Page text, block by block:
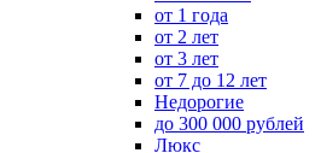
от 1 года
от 2 лет
от 3 лет
от 7 до 12 лет
Недорогие
до 300 000 рублей
Люкс